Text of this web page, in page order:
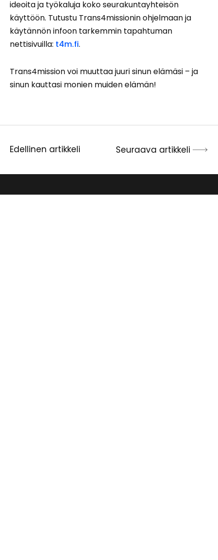
ideoita ja työkaluja koko seurakuntayhteisön
käyttöön. Tutustu Trans4missionin ohjelmaan ja
käytännön infoon tarkemmin tapahtuman
nettisivuilla: t4m.fi.
Trans4mission voi muuttaa juuri sinun elämäsi – ja
sinun kauttasi monien muiden elämän!
Artikkelien
selaus
Edellinen artikkeli Seuraava artikkeli